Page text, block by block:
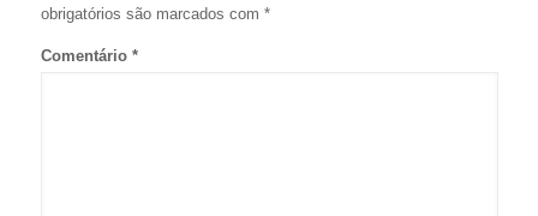
obrigatórios são marcados com *
Comentário *